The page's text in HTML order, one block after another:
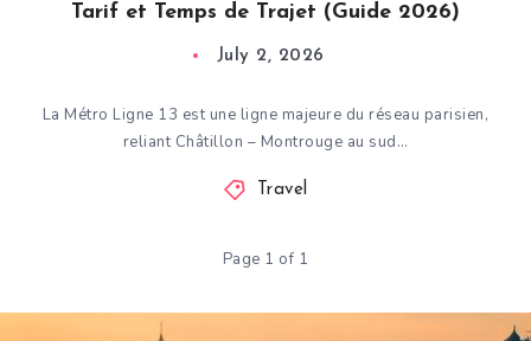
Tarif et Temps de Trajet (Guide 2026)
July 2, 2026
La Métro Ligne 13 est une ligne majeure du réseau parisien,
reliant Châtillon – Montrouge au sud…
Travel
Page 1 of 1